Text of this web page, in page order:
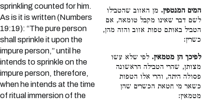
sprinkling counted for him.
As is it is written (Numbers
19:19): “The pure person
shall sprinkle it upon the
impure person,” until he
intends to sprinkle on the
impure person, therefore,
when he intends at the time
of ritual immersion of the
המים המנטפין. מן האזוב שהטבילו
לשם דבר שאינו מקבל טומאה, אם
הטביל באותם טפות אזוב והזה מהן,
כשרין:
לפיכך הן מטמאין. לפי שלא עשו
מצותן, שהרי הטבילה הראשונה
פסולה היתה, והרי אלו הטפות
כשאר מי חטאת הכשרים שהן
מטמאין: